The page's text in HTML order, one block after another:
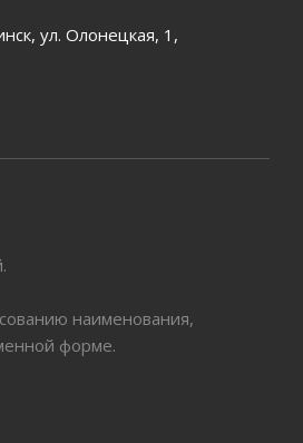
ул. Олонецкая, 1,
наименования,
форме.